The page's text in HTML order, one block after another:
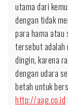
utama dari
dengan tidak
para hama
tersebut adalah
dingin, karena
dengan udara
betah untuk
http://aag.co.id